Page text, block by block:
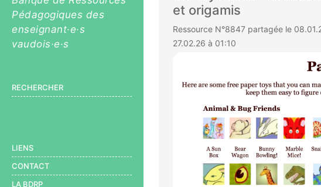
et origamis
Ressource N°8847 partagée le
27.02.26 à 01:10
Pédagogiques des
enseignant·e·s
vaudois·e·s
RECHERCHER
LIENS
CONTACT
LA BDRP